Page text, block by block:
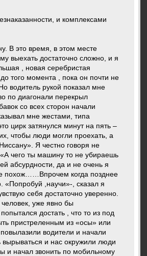
и комплексами
В это время, в этом месте
выехать достаточно сложно, и я
, новая серебристая
того момента , пока он почти не
водитель рукой показал мне
по диагонали перекрыл
со всех сторон начали
мне жестами, типа
цирк затянулся минут на пять –
чтобы люди могли проехать, а
Я честно говоря не
чего ты машину то не убираешь
абсурдности, да и не очень я
похож……Впрочем когда позднее
«Попробуй ,научи»-, сказал я
себя достаточно уверенно.
уже явно бы
достать , что то из под
пристреленным из «осы» или
водители и начали
вырываться и нас окружили люди
и начал звонить по мобильному